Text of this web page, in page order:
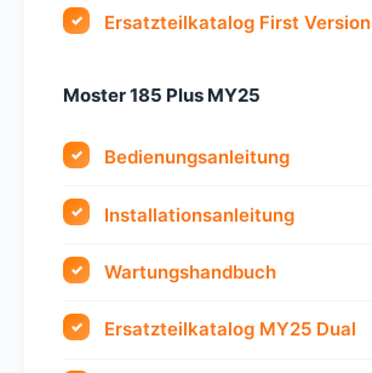
Ersatzteilkatalog First Version
Moster 185 Plus MY25
Bedienungsanleitung
Installationsanleitung
Wartungshandbuch
Ersatzteilkatalog MY25 Dual